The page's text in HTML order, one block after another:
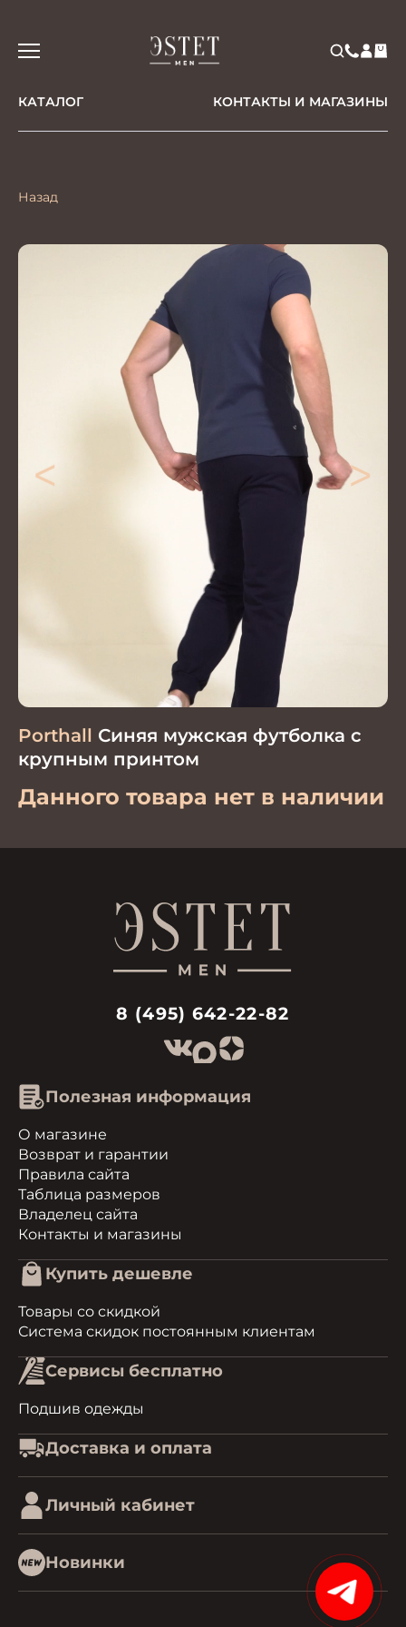
КАТАЛОГ КОНТАКТЫ И МАГАЗИНЫ
Назад
< >
Porthall Синяя мужская футболка с
крупным принтом
Данного товара нет в наличии
8 (495) 642-22-82
Полезная информация
О магазине
Возврат и гарантии
Правила сайта
Таблица размеров
Владелец сайта
Контакты и магазины
Купить дешевле
Товары со скидкой
Система скидок постоянным клиентам
Сервисы бесплатно
Подшив одежды
Доставка и оплата
Личный кабинет
Новинки
15%